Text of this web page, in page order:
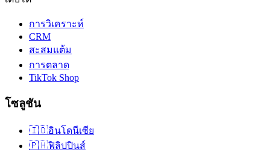
การวิเคราะห์
CRM
สะสมแต้ม
การตลาด
TikTok Shop
โซลูชัน
🇮🇩อินโดนีเซีย
🇵🇭ฟิลิปปินส์